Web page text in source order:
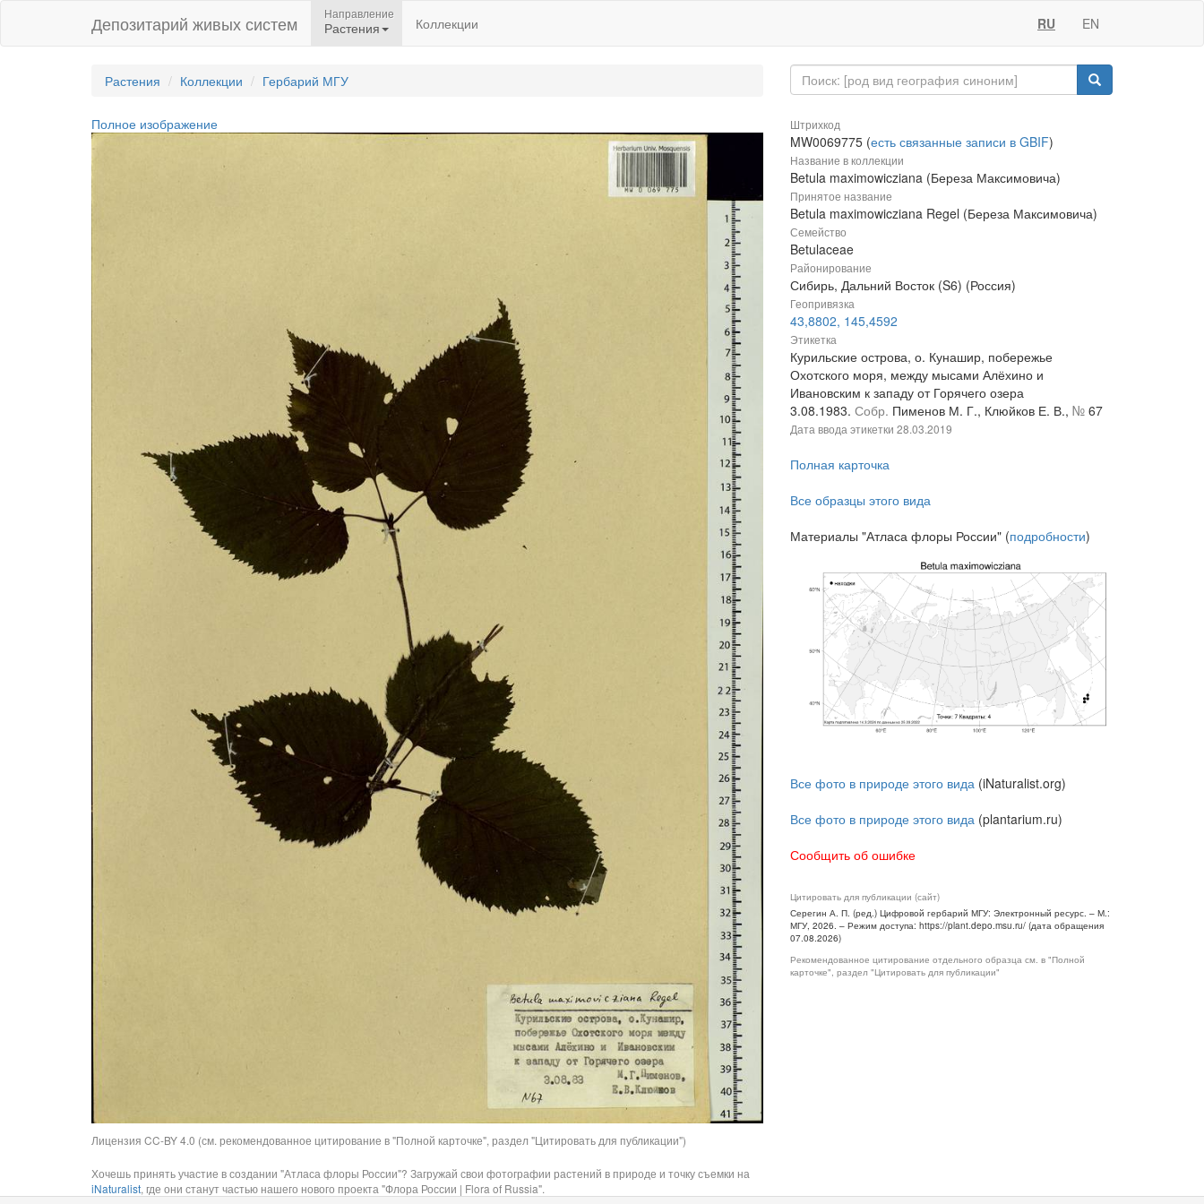
Депозитарий живых систем Направление
Растения Коллекции RU EN
Растения Коллекции Гербарий МГУ
Полное изображение
Лицензия CC-BY 4.0 (см. рекомендованное цитирование в "Полной карточке", раздел "Цитировать для публикации")
Хочешь принять участие в создании "Атласа флоры России"? Загружай свои фотографии растений в природе и точку съемки на
iNaturalist, где они станут частью нашего нового проекта "Флора России | Flora of Russia".
Штрихкод
MW0069775 (есть связанные записи в GBIF)
Название в коллекции
Betula maximowicziana (Береза Максимовича)
Принятое название
Betula maximowicziana Regel (Береза Максимовича)
Семейство
Betulaceae
Районирование
Сибирь, Дальний Восток (S6) (Россия)
Геопривязка
43,8802, 145,4592
Этикетка
Курильские острова, о. Кунашир, побережье
Охотского моря, между мысами Алёхино и
Ивановским к западу от Горячего озера
3.08.1983. Собр. Пименов М. Г., Клюйков Е. В., № 67
Дата ввода этикетки 28.03.2019
Полная карточка
Все образцы этого вида
Материалы "Атласа флоры России" (подробности)
Все фото в природе этого вида (iNaturalist.org)
Все фото в природе этого вида (plantarium.ru)
Сообщить об ошибке
Цитировать для публикации (сайт)
Серегин А. П. (ред.) Цифровой гербарий МГУ: Электронный ресурс. – М.:
МГУ, 2026. – Режим доступа: https://plant.depo.msu.ru/ (дата обращения
07.08.2026)
Рекомендованное цитирование отдельного образца см. в "Полной
карточке", раздел "Цитировать для публикации"